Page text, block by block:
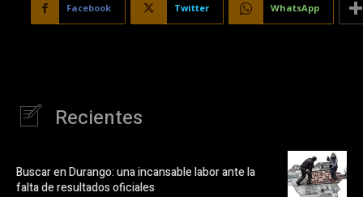
Facebook Twitter WhatsApp
Recientes
Buscar en Durango: una incansable labor ante la
falta de resultados oficiales